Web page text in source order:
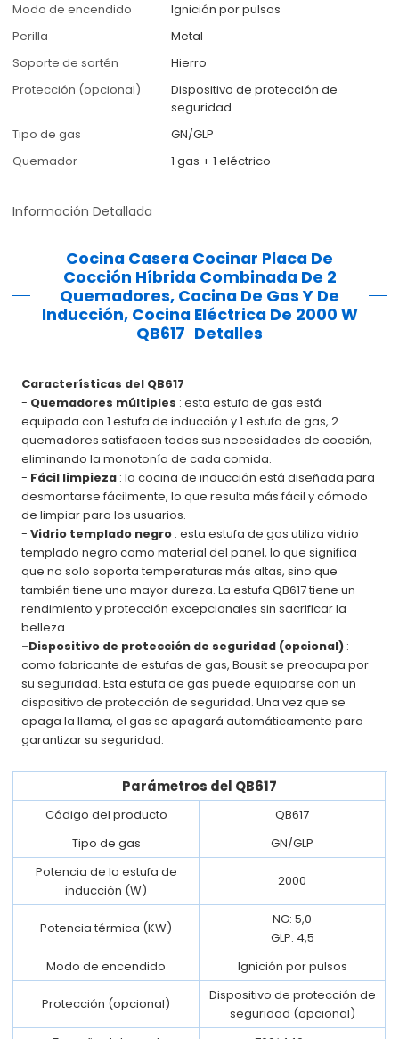
Modo de encendido
Ignición por pulsos
Perilla
Metal
Soporte de sartén
Hierro
Protección (opcional)
Dispositivo de protección de
seguridad
Tipo de gas
GN/GLP
Quemador
1 gas + 1 eléctrico
Información Detallada
Cocina Casera Cocinar Placa De
Cocción Híbrida Combinada De 2
Quemadores, Cocina De Gas Y De
Inducción, Cocina Eléctrica De 2000 W
QB617 Detalles
Características del QB617
- Quemadores múltiples : esta estufa de gas está
equipada con 1 estufa de inducción y 1 estufa de gas, 2
quemadores satisfacen todas sus necesidades de cocción,
eliminando la monotonía de cada comida.
- Fácil limpieza : la cocina de inducción está diseñada para
desmontarse fácilmente, lo que resulta más fácil y cómodo
de limpiar para los usuarios.
-Vidrio templado negro : esta estufa de gas utiliza vidrio
templado negro como material del panel, lo que significa
que no solo soporta temperaturas más altas, sino que
también tiene una mayor dureza. La estufa QB617 tiene un
rendimiento y protección excepcionales sin sacrificar la
belleza.
-Dispositivo de protección de seguridad (opcional) :
como fabricante de estufas de gas, Bousit se preocupa por
su seguridad. Esta estufa de gas puede equiparse con un
dispositivo de protección de seguridad. Una vez que se
apaga la llama, el gas se apagará automáticamente para
garantizar su seguridad.
Parámetros del QB617
Código del producto
QB617
Tipo de gas
GN/GLP
Potencia de la estufa de
inducción (W)
2000
Potencia térmica (KW)
NG: 5,0
GLP: 4,5
Modo de encendido
Ignición por pulsos
Protección (opcional)
Dispositivo de protección de
seguridad (opcional)